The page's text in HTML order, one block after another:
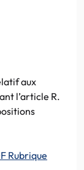
aux
l’article R.
Rubrique